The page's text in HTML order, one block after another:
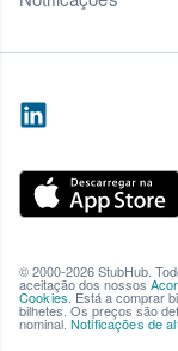
© 2000-2026 StubHub.
aceitação dos nossos
Cookies . Está a comprar
bilhetes. Os preços são
nominal. Notificações de